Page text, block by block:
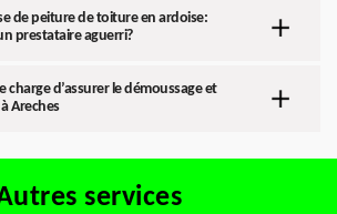
de peiture de toiture en ardoise:
prestataire aguerri?
charge d’assurer le démoussage et
Areches
services